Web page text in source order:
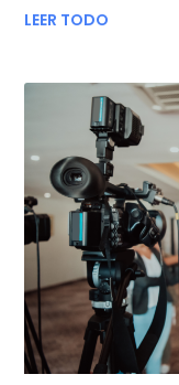
LEER TODO